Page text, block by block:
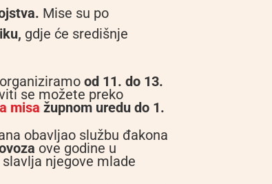
Mise su po
gdje će središnje
od 11. do 13.
se možete preko
misažupnom uredu do 1.
obavljao službu đakona
ove godine u
njegove mlade